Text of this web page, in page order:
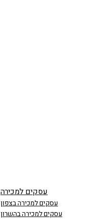
עסקים למכירה
עסקים למכירה בצפון
עסקים למכירה בהשרון